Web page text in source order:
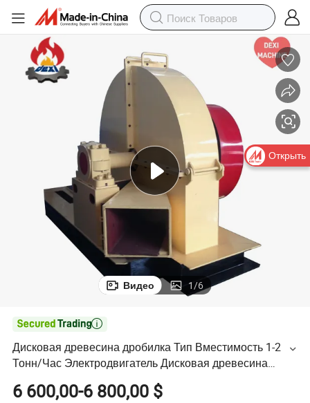
Видео 1/6

Дисковая древесина дробилка Тип Вместимость 1-2
Тонн/Час Электродвигатель Дисковая древесина
дробилка Машина на продажу
6 600,00-6 800,00 $
Открыть